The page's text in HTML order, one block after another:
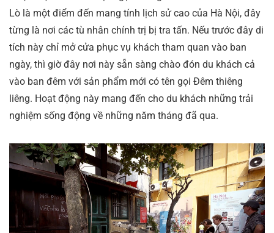
Lò là một điểm đến mang tính lịch sử cao của Hà Nội, đây
từng là nơi các tù nhân chính trị bị tra tấn. Nếu trước đây di
tích này chỉ mở cửa phục vụ khách tham quan vào ban
ngày, thì giờ đây nơi này sẵn sàng chào đón du khách cả
vào ban đêm với sản phẩm mới có tên gọi Đêm thiêng
liêng. Hoạt động này mang đến cho du khách những trải
nghiệm sống động về những năm tháng đã qua.